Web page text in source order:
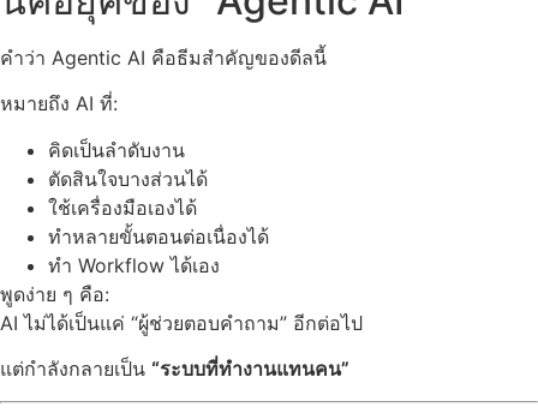
คำว่า Agentic AI คือธีมสำคัญของดีลนี้
หมายถึง AI ที่:
คิดเป็นลำดับงาน
ตัดสินใจบางส่วนได้
ใช้เครื่องมือเองได้
ทำหลายขั้นตอนต่อเนื่องได้
ทำ Workflow ได้เอง
พูดง่าย ๆ คือ:
AI ไม่ได้เป็นแค่ “ผู้ช่วยตอบคำถาม” อีกต่อไป
แต่กำลังกลายเป็น “ระบบที่ทำงานแทนคน”